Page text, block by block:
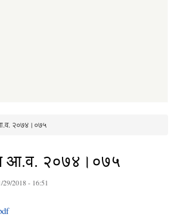
२०७४।०७५
आ.व. २०७४।०७५
29/2018 - 16:51